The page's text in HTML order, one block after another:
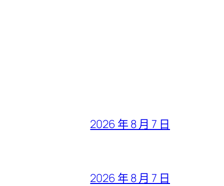
2026 年 8 月 7 日
2026 年 8 月 7 日